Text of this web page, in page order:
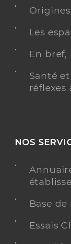
Les
En bref,
Santé
NOS
Base
Essais